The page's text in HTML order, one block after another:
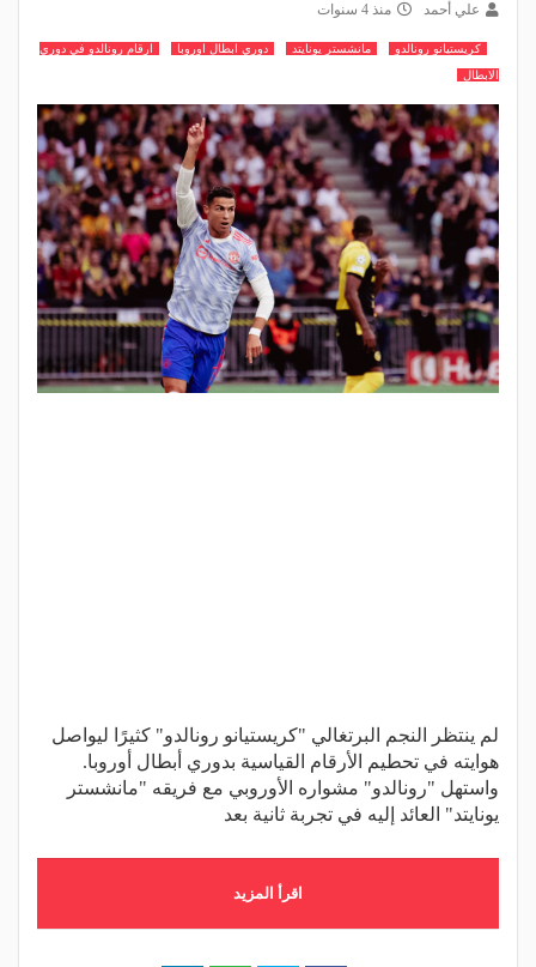
علي أحمد منذ 4 سنوات
كريستيانو رونالدو مانشستر يونايتد دوري ابطال اوروبا
ارقام رونالدو في دوري
الابطال
لم ينتظر النجم البرتغالي "كريستيانو رونالدو" كثيرًا ليواصل
هوايته في تحطيم الأرقام القياسية بدوري أبطال أوروبا.
واستهل "رونالدو" مشواره الأوروبي مع فريقه "مانشستر
يونايتد" العائد إليه في تجربة ثانية بعد
اقرأ المزيد